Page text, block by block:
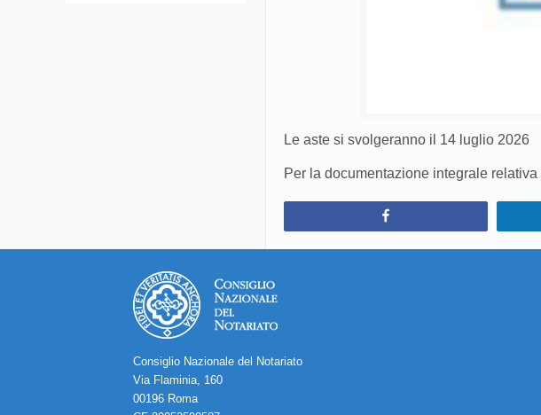
Le aste si svolgeranno il 14 luglio 2026
Per la documentazione integrale
Consiglio Nazionale del Notariato
Via Flaminia, 160
00196 Roma